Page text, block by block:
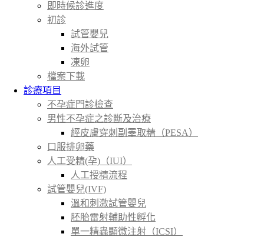
即時候診進度
初診
試管嬰兒
海外試管
凍卵
檔案下載
診療項目
不孕症門診檢查
男性不孕症之診斷及治療
經皮膚穿刺副睪取精（PESA）
口服排卵藥
人工受精(孕)（IUI）
人工授精流程
試管嬰兒(IVF)
溫和刺激試管嬰兒
胚胎雷射輔助性孵化
單一精蟲顯微注射（ICSI）